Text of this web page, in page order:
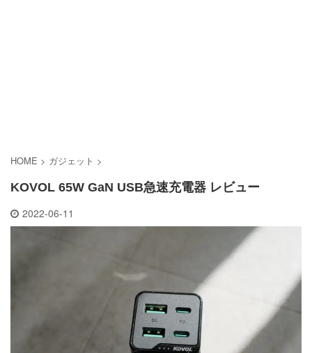
HOME > ガジェット >
KOVOL 65W GaN USB急速充電器 レビュー
2022-06-11